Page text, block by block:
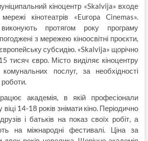
кіноцентр «Skalvija» входе
кінотеатрів «Europa Cinemas».
виконують протягом року програму
з мережею кіноосвітні проєкти,
субсидію. «Skalvija» щорічно
тисяч євро. Місто виділяє кіноцентру
послуг, за необхідності
роботи.
академія, в якій професіонали
14-18 років знімати кіно. Періодично
і батьків на показ своїх робіт, а
на міжнародні фестивалі. Ціна за